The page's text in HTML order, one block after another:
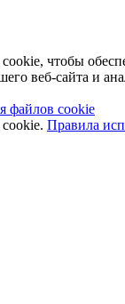
чтобы
веб-сайта и
файлов cookie
Правила